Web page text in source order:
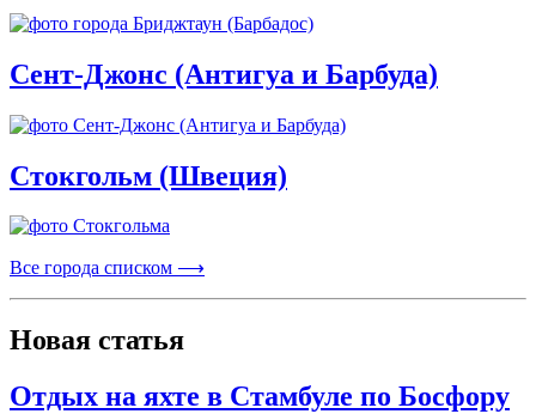
Сент-Джонс (Антигуа и Барбуда)
Стокгольм (Швеция)
Все города списком ⟶
Новая статья
Отдых на яхте в Стамбуле по Босфору